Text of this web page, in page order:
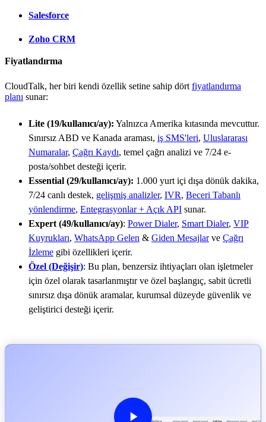
Salesforce
Zoho CRM
Fiyatlandırma
CloudTalk, her biri kendi özellik setine sahip dörtfiyatlandırma
planı sunar:
Lite (19/kullanıcı/ay): Yalnızca Amerika kıtasında mevcuttur.
Sınırsız ABD ve Kanada araması, iş SMS'leri, Uluslararası
Numaralar, Çağrı Kaydı, temel çağrı analizi ve 7/24 e-
posta/sohbet desteği içerir.
Essential (29/kullanıcı/ay): 1.000 yurt içi dışa dönük dakika,
7/24 canlı destek, gelişmiş analizler, IVR, Beceri Tabanlı
yönlendirme, Entegrasyonlar + Açık API sunar.
Expert (49/kullanıcı/ay): Power Dialer, Smart Dialer, VIP
Kuyrukları, WhatsApp Gelen & Giden Mesajlarve Çağrı
İzleme gibi özellikleri içerir.
Özel (Değişir): Bu plan, benzersiz ihtiyaçları olan işletmeler
için özel olarak tasarlanmıştır ve özel başlangıç, sabit ücretli
sınırsız dışa dönük aramalar, kurumsal düzeyde güvenlik ve
geliştirici desteği içerir.